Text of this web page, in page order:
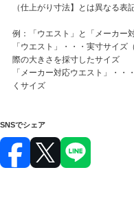
（仕上がり寸法】とは異なる表
例：「ウエスト」と「メーカー
「ウエスト」・・・実寸サイ
際の大きさを採寸したサイズ
「メーカー対応ウエスト」・
くサイズ
SNSでシェア